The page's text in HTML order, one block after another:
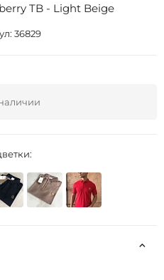
TB - Light Beige
36829